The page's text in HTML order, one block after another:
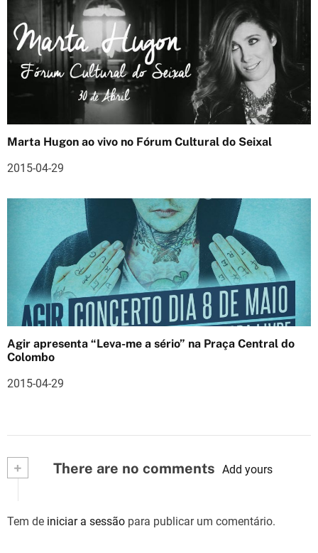
i
s
Marta Hugon ao vivo no Fórum Cultural do Seixal
2015-04-29
Agir apresenta “Leva-me a sério” na Praça Central do
Colombo
2015-04-29
+ There are no comments Add yours
Tem de iniciar a sessão para publicar um comentário.